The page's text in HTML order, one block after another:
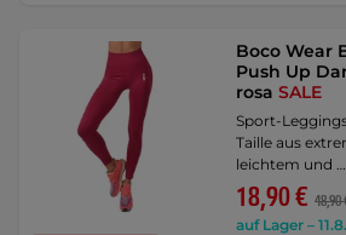
Boco Wear
Push Up
rosaSALE
Sport-
Taille aus
leichtem und …
18,90 € 48,90
auf Lager –